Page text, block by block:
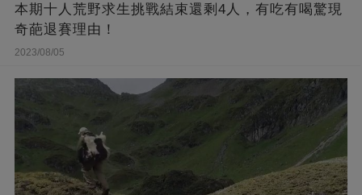
本期十人荒野求生挑戰結束還剩4人，有吃有喝驚現
奇葩退賽理由！
2023/08/05